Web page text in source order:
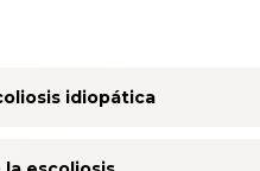
idiopática